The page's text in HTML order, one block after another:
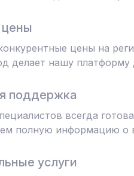
цены на
делает нашу платформу
поддержка
всегда
полную информацию о
услуги